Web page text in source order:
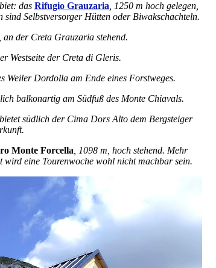
das Rifugio Grauzaria , 1250 m hoch gelegen,
sind Selbstversorger Hütten oder Biwakschachteln.
an der Creta Grauzaria stehend.
Westseite der Creta di Gleris.
Weiler Dordolla am Ende eines Forstweges.
balkonartig am Südfuß des Monte Chiavals.
südlich der Cima Dors Alto dem Bergsteiger
Monte Forcella , 1098 m, hoch stehend. Mehr
eine Tourenwoche wohl nicht machbar sein.